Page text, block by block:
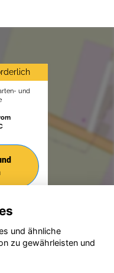
und
2020 - 2026
und ähnliche
zu gewährleisten und